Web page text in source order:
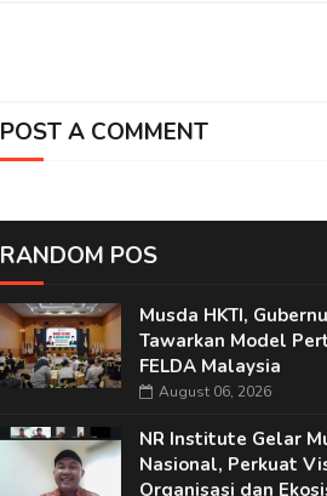
POST A COMMENT
RANDOM POS
Musda HKTI,
Tawarkan Model
FELDA Malaysia
August 06, 2026
NR Institute Gelar
Nasional, Perkuat
Organisasi dan